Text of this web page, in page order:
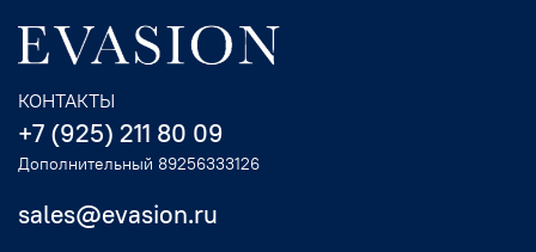
КОНТАКТЫ
+7 (925) 211 80 09
Дополнительный 89256333126
sales@evasion.ru